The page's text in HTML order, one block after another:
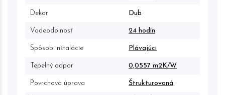
Dekor Dub
Vodeodolnosť 24 hodín
Spôsob inštalácie Plávajúci
Tepelný odpor 0,0557 m2K/W
Povrchová úprava Štrukturovaná